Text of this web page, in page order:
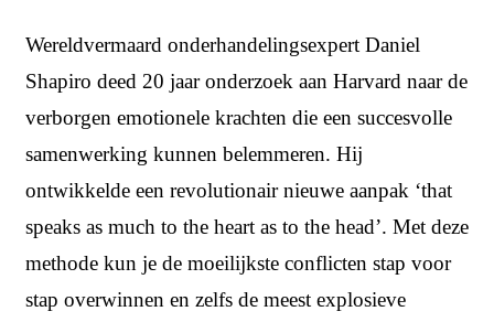
Wereldvermaard onderhandelingsexpert Daniel
Shapiro deed 20 jaar onderzoek aan Harvard naar de
verborgen emotionele krachten die een succesvolle
samenwerking kunnen belemmeren. Hij
ontwikkelde een revolutionair nieuwe aanpak ‘that
speaks as much to the heart as to the head’. Met deze
methode kun je de moeilijkste conflicten stap voor
stap overwinnen en zelfs de meest explosieve